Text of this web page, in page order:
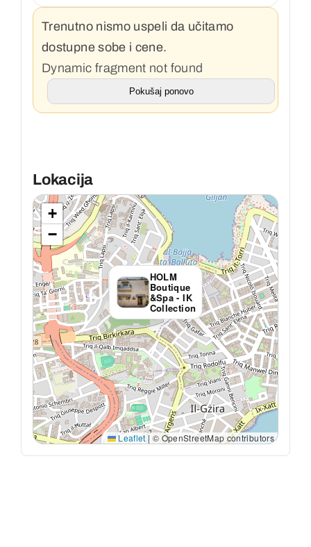
Trenutno nismo uspeli da učitamo
dostupne sobe i cene.
Dynamic fragment not found
Pokušaj ponovo
Lokacija
HOLM
Boutique
&Spa - IK
Collection
+
−
Leaflet|© OpenStreetMap contributors